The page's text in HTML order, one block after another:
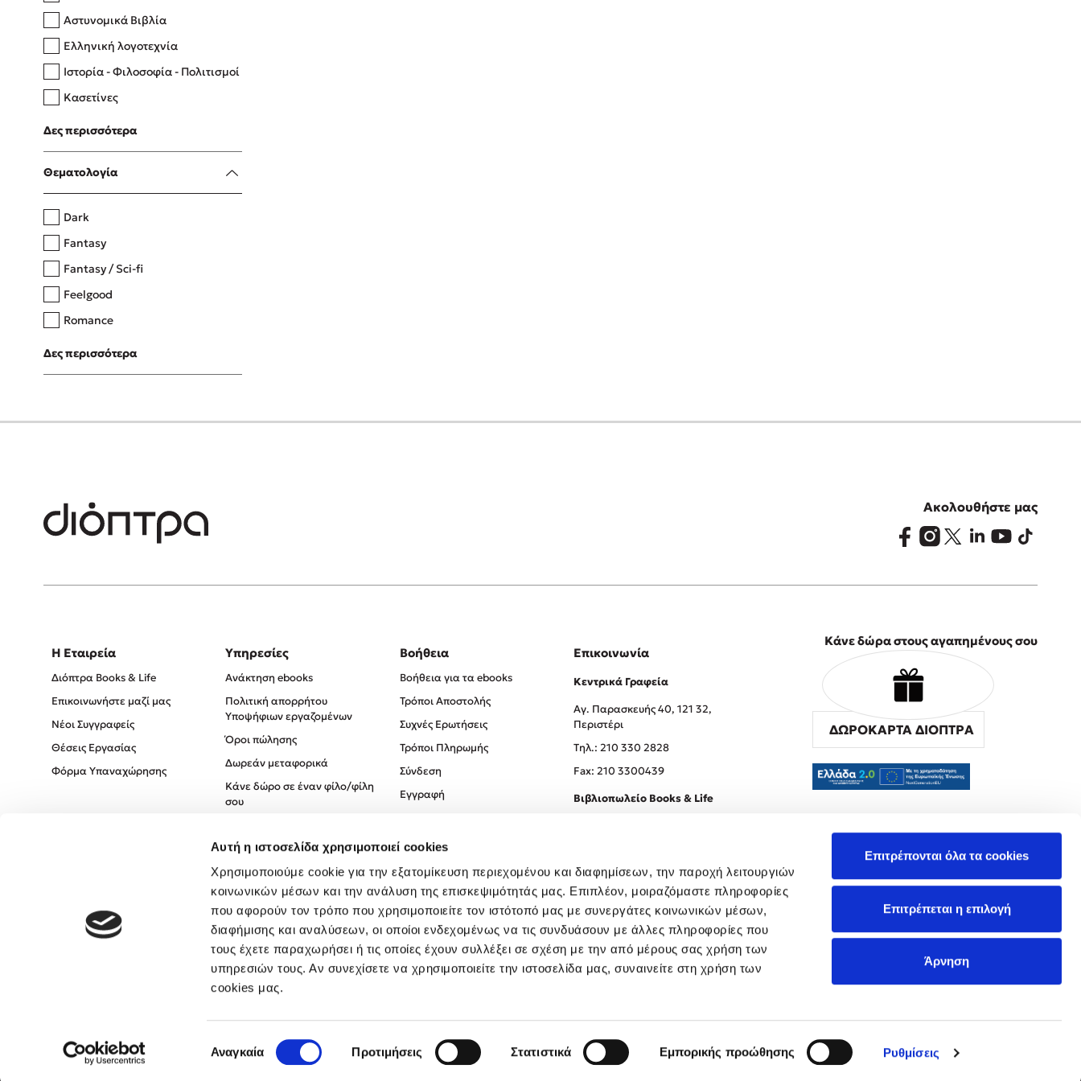
Αυτή η ιστοσελίδα χρησιμοποιεί cookies
Χρησιμοποιούμε cookie για την εξατομίκευση περιεχομένου και διαφημίσεων, την παροχή λειτουργιών
κοινωνικών μέσων και την ανάλυση της επισκεψιμότητάς μας. Επιπλέον, μοιραζόμαστε πληροφορίες
που αφορούν τον τρόπο που χρησιμοποιείτε τον ιστότοπό μας με συνεργάτες κοινωνικών μέσων,
διαφήμισης και αναλύσεων, οι οποίοι ενδεχομένως να τις συνδυάσουν με άλλες πληροφορίες που
τους έχετε παραχωρήσει ή τις οποίες έχουν συλλέξει σε σχέση με την από μέρους σας χρήση των
υπηρεσιών τους. Αν συνεχίσετε να χρησιμοποιείτε την ιστοσελίδα μας, συναινείτε στη χρήση των
cookies μας.
συγκατάθεσης
Αναγκαία Προτιμήσεις Στατιστικά Εμπορικής προώθησης Ρυθμίσεις
Επιτρέπονται όλα τα cookies
Επιτρέπεται η επιλογή
Άρνηση
Δανάη Δεληγεώργη
Πάνω, κάτω, μπροστά, πίσω
Η μέθοδος Αφήστε τους
Αστυνομικά Βιβλία
Ελληνική λογοτεχνία
Ιστορία - Φιλοσοφία - Πολιτισμοί
Κασετίνες
Λευκώματα - Έγχρωμοι οδηγοί
Μαγειρική
Δες περισσότερα
Θεματολογία
Dark
Fantasy
Fantasy / Sci-fi
Feelgood
Romance
Upmarket
Young Adult
Δες περισσότερα
Ακολουθήστε μας
Η Εταιρεία
Διόπτρα Books & Life
Επικοινωνήστε μαζί μας
Νέοι Συγγραφείς
Θέσεις Εργασίας
Φόρμα Υπαναχώρησης
Υπηρεσίες
Ανάκτηση ebooks
Πολιτική απορρήτου
Υποψήφιων εργαζομένων
Όροι πώλησης
Δωρεάν μεταφορικά
Κάνε δώρο σε έναν φίλο/φίλη
σου
Πολιτική Απορρήτου
Όροι χρήσης
Βοήθεια
Βοήθεια για τα ebooks
Τρόποι Αποστολής
Συχνές Ερωτήσεις
Τρόποι Πληρωμής
Σύνδεση
Εγγραφή
Επικοινωνία
Κεντρικά Γραφεία
Αγ. Παρασκευής 40, 121 32,
Περιστέρι
Tηλ.: 210 330 2828
Fax: 210 3300439
Βιβλιοπωλείο Books & Life
Κάνε δώρα στους αγαπημένους σου
ΔΩΡΟΚΑΡΤΑ ΔΙΟΠΤΡΑ
Created by Powered by